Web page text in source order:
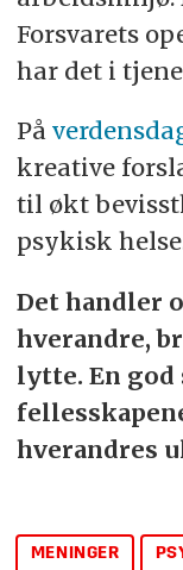
Forsvarets
har det i
På
kreative
til økt
psykisk
Det handler
hverandre,
lytte. En god
hverandres
MENINGER